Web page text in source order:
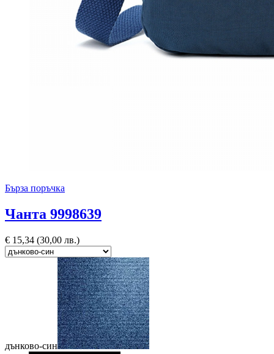
Бърза поръчка
Чанта 9998639
€ 15,34 (30,00 лв.)
дънково-син